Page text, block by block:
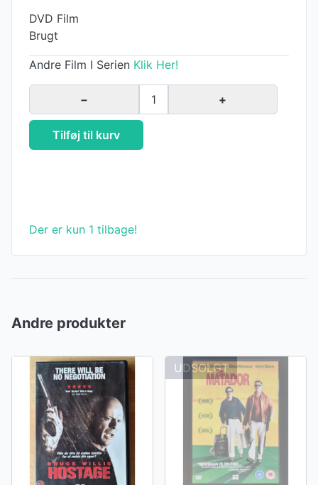
DVD Film
Brugt
Andre Film I Serien Klik Her!
− 1 +
Tilføj til kurv
Der er kun 1 tilbage!
Andre produkter
UDSOLGT